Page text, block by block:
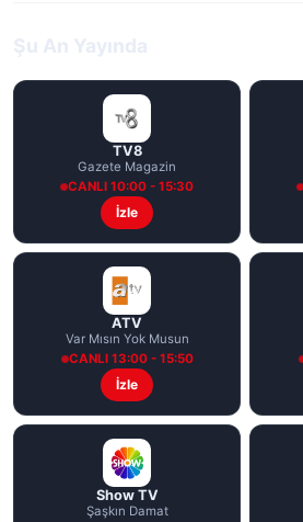
TV8
Gazete Magazin
CANLI 10:00 - 15:30
İzle
ATV
Var Mısın Yok Musun
CANLI 13:00 - 15:50
İzle
Show TV
Şaşkın Damat